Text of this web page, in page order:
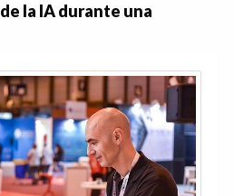
la IA durante una